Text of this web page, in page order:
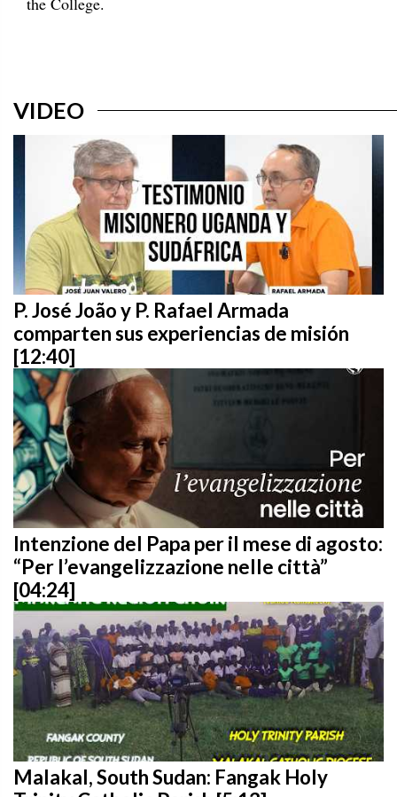
VIDEO
P. José João y P. Rafael Armada
comparten sus experiencias de misión
[12:40]
Intenzione del Papa per il mese di agosto:
“Per l’evangelizzazione nelle città”
[04:24]
Malakal, South Sudan: Fangak Holy